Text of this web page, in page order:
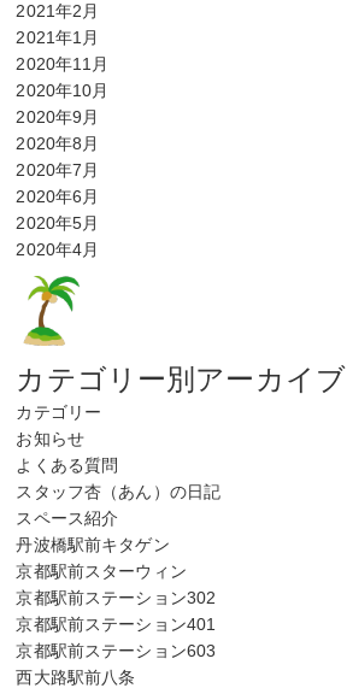
2021年2月
2021年1月
2020年11月
2020年10月
2020年9月
2020年8月
2020年7月
2020年6月
2020年5月
2020年4月
カテゴリー別アーカイブ
カテゴリー
お知らせ
よくある質問
スタッフ杏（あん）の日記
スペース紹介
丹波橋駅前キタゲン
京都駅前スターウィン
京都駅前ステーション302
京都駅前ステーション401
京都駅前ステーション603
西大路駅前八条